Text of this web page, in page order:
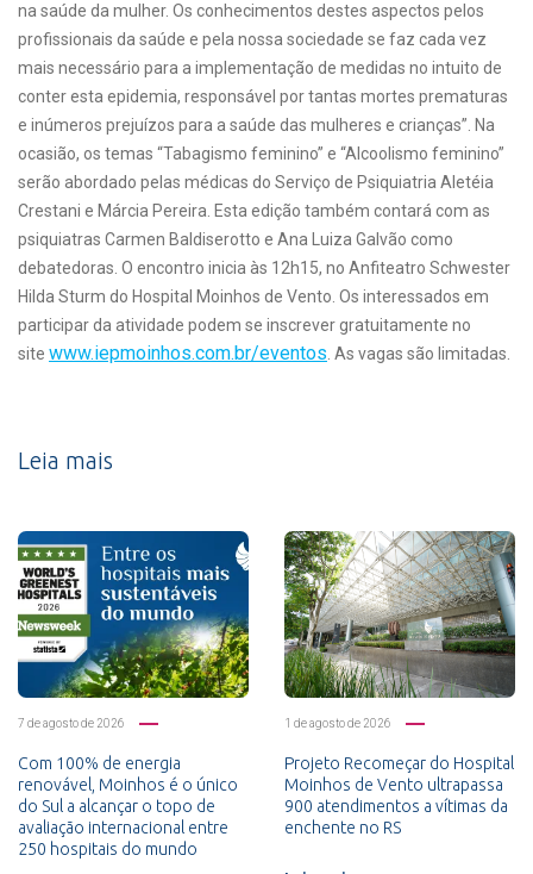
na saúde da mulher. Os conhecimentos destes aspectos pelos
profissionais da saúde e pela nossa sociedade se faz cada vez
mais necessário para a implementação de medidas no intuito de
conter esta epidemia, responsável por tantas mortes prematuras
e inúmeros prejuízos para a saúde das mulheres e crianças”. Na
ocasião, os temas “Tabagismo feminino” e “Alcoolismo feminino”
serão abordado pelas médicas do Serviço de Psiquiatria Aletéia
Crestani e Márcia Pereira. Esta edição também contará com as
psiquiatras Carmen Baldiserotto e Ana Luiza Galvão como
debatedoras. O encontro inicia às 12h15, no Anfiteatro Schwester
Hilda Sturm do Hospital Moinhos de Vento. Os interessados em
participar da atividade podem se inscrever gratuitamente no
site www.iepmoinhos.com.br/eventos . As vagas são limitadas.
Leia mais
7 de agosto de 2026
Com 100% de energia
renovável, Moinhos é o único
do Sul a alcançar o topo de
avaliação internacional entre
250 hospitais do mundo
1 de agosto de 2026
Projeto Recomeçar do Hospital
Moinhos de Vento ultrapassa
900 atendimentos a vítimas da
enchente no RS